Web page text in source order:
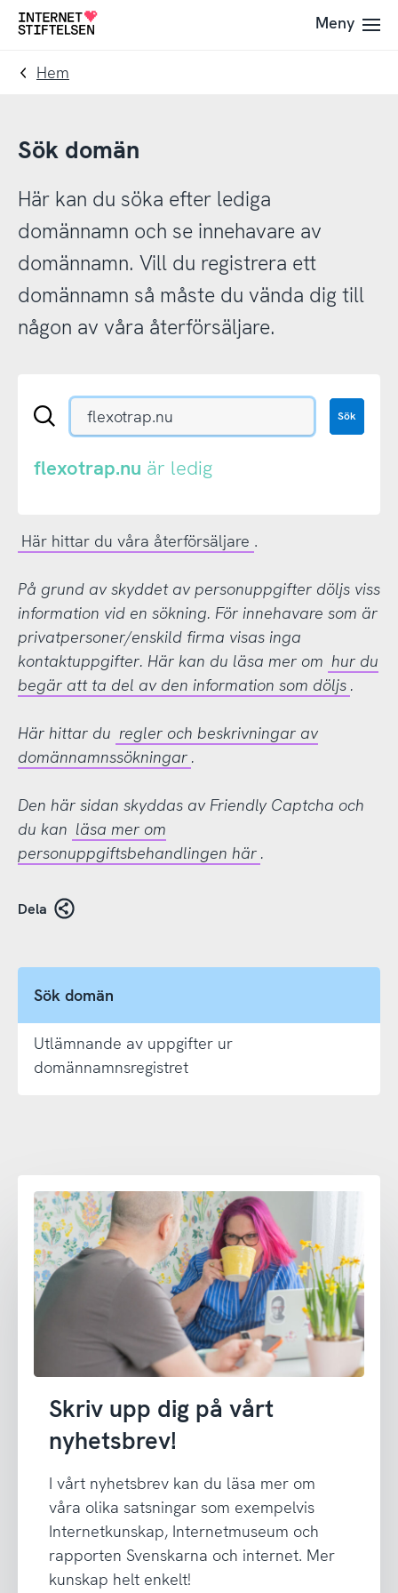
Till
navigering
Till
innehåll
Till
Meny
Hem
Sök domän
Här kan du söka efter lediga
domännamn och se innehavare av
domännamn. Vill du registrera ett
domännamn så måste du vända dig till
någon av våra återförsäljare.
Sök
eller
Sök
flexotrap.nu är ledig
Här hittar du våra återförsäljare .
På grund av skyddet av personuppgifter döljs viss
information vid en sökning. För innehavare som är
privatpersoner/enskild firma visas inga
kontaktuppgifter. Här kan du läsa mer om hur du
begär att ta del av den information som döljs .
Här hittar du regler och beskrivningar av
domännamnssökningar .
Den här sidan skyddas av Friendly Captcha och
du kan läsa mer om
personuppgiftsbehandlingen här .
Dela
Sök domän
Utlämnande av uppgifter ur
domännamnsregistret
Skriv upp dig på vårt
nyhetsbrev!
I vårt nyhetsbrev kan du läsa mer om
våra olika satsningar som exempelvis
Internetkunskap, Internetmuseum och
rapporten Svenskarna och internet. Mer
kunskap helt enkelt!